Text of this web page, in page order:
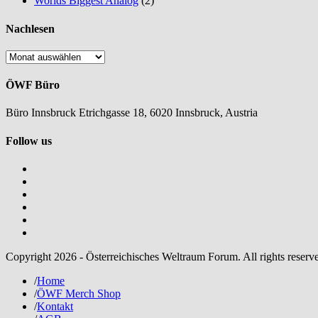
Nachlesen
Nachlesen
ÖWF Büro
Büro Innsbruck Etrichgasse 18, 6020 Innsbruck, Austria
Follow us
Copyright 2026 - Österreichisches Weltraum Forum. All rights
/Home
/ÖWF Merch Shop
/Kontakt